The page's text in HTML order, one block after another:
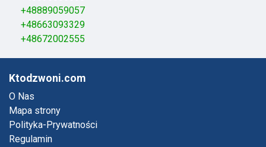
+48889059057
+48663093329
+48672002555
Ktodzwoni.com
O Nas
Mapa strony
Polityka-Prywatności
Regulamin